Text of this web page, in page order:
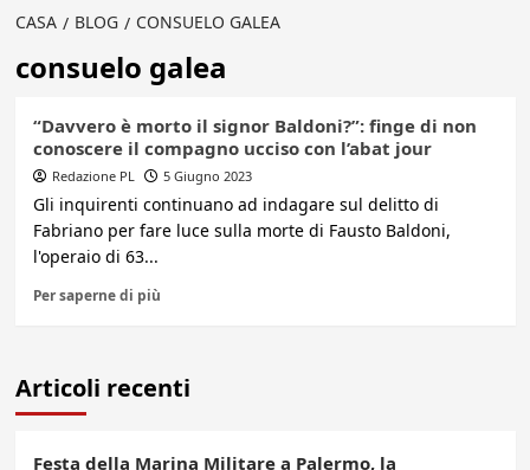
CASA BLOG CONSUELO GALEA
consuelo galea
“Davvero è morto il signor Baldoni?”: finge di non
conoscere il compagno ucciso con l’abat jour
Redazione PL 5 Giugno 2023
Gli inquirenti continuano ad indagare sul delitto di
Fabriano per fare luce sulla morte di Fausto Baldoni,
l'operaio di 63...
Per saperne di più
Articoli recenti
Festa della Marina Militare a Palermo, la